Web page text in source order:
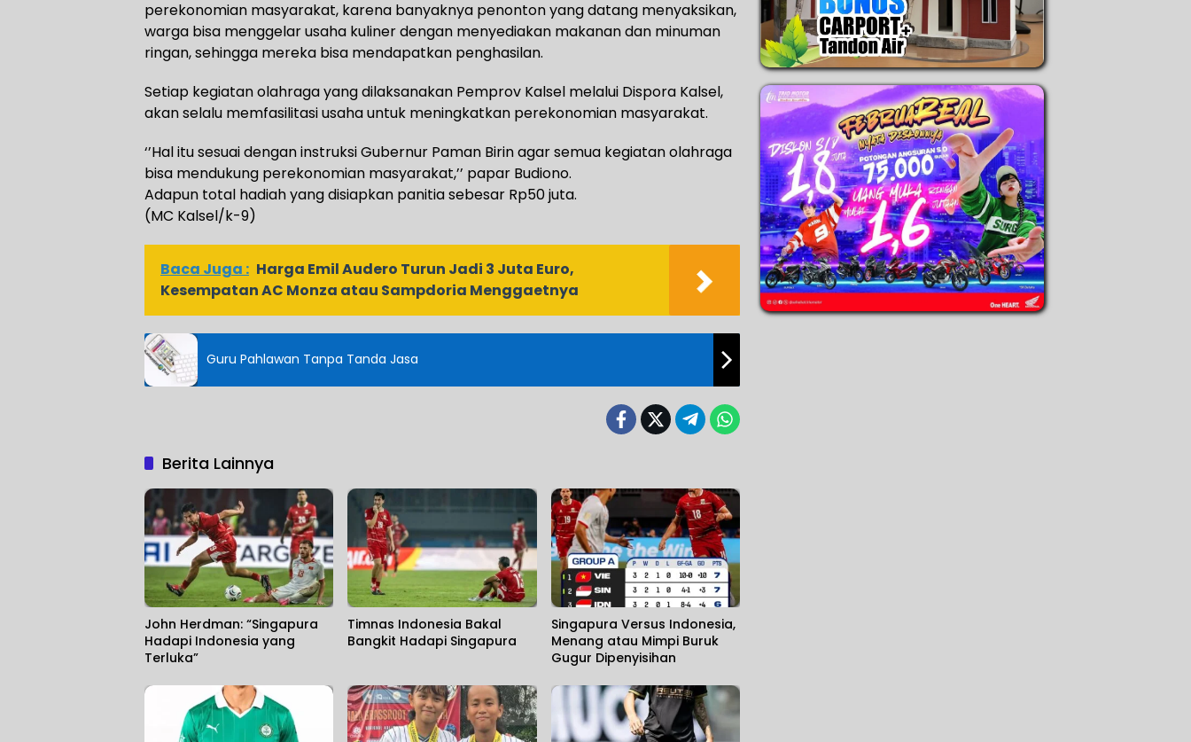
perekonomian masyarakat, karena banyaknya penonton yang datang menyaksikan,
warga bisa menggelar usaha kuliner dengan menyediakan makanan dan minuman
ringan, sehingga mereka bisa mendapatkan penghasilan.
Setiap kegiatan olahraga yang dilaksanakan Pemprov Kalsel melalui Dispora Kalsel,
akan selalu memfasilitasi usaha untuk meningkatkan perekonomian masyarakat.
‘’Hal itu sesuai dengan instruksi Gubernur Paman Birin agar semua kegiatan olahraga
bisa mendukung perekonomian masyarakat,’’ papar Budiono.
Adapun total hadiah yang disiapkan panitia sebesar Rp50 juta.
(MC Kalsel/k-9)
Baca Juga : Harga Emil Audero Turun Jadi 3 Juta Euro,
Kesempatan AC Monza atau Sampdoria Menggaetnya
Guru Pahlawan Tanpa Tanda Jasa
Berita Lainnya
John Herdman: “Singapura
Hadapi Indonesia yang
Terluka”
Timnas Indonesia Bakal
Bangkit Hadapi Singapura
Singapura Versus Indonesia,
Menang atau Mimpi Buruk
Gugur Dipenyisihan